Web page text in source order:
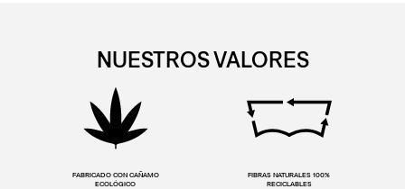
NUESTROS VALORES
FABRICADO CON CAÑAMO
ECOLÓGICO
FIBRAS NATURALES 100%
RECICLABLES